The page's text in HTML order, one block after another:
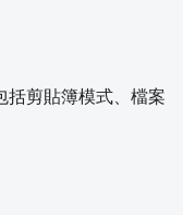
括剪貼簿模式、檔案